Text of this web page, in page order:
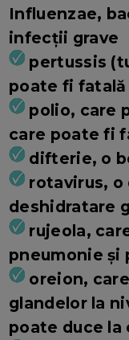
Influenzae,
infecții grave
pertussis
poate fi fatală
polio, care
care poate fi
difterie, o
rotavirus, o
deshidratare
rujeola,
pneumonie și
oreion,
glandelor la
poate duce